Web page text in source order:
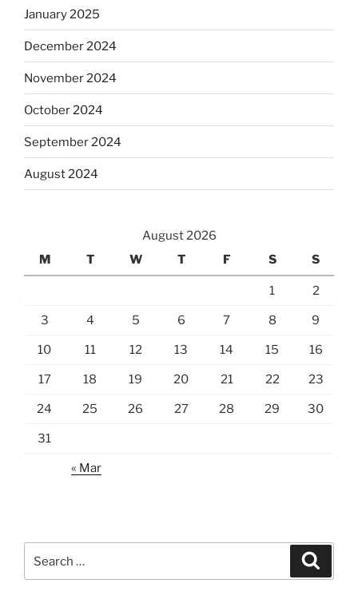
January 2025
December 2024
November 2024
October 2024
September 2024
August 2024
August 2026
M
T W T F S S
1 2
3 4 5 6 7 8 9
10 11 12 13 14 15 16
17 18 19 20 21 22 23
24 25 26 27 28 29 30
31
« Mar
for: